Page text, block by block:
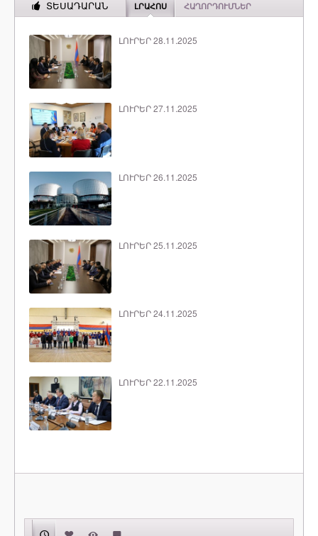
ՏԵՍԱԴԱՐԱՆ ԼՐԱՀՈՍ ՀԱՂՈՐԴՈՒՄՆԵՐ
ԼՈՒՐԵՐ 28.11.2025
ԼՈՒՐԵՐ 27.11.2025
ԼՈՒՐԵՐ 26.11.2025
ԼՈՒՐԵՐ 25.11.2025
ԼՈՒՐԵՐ 24.11.2025
ԼՈՒՐԵՐ 22.11.2025